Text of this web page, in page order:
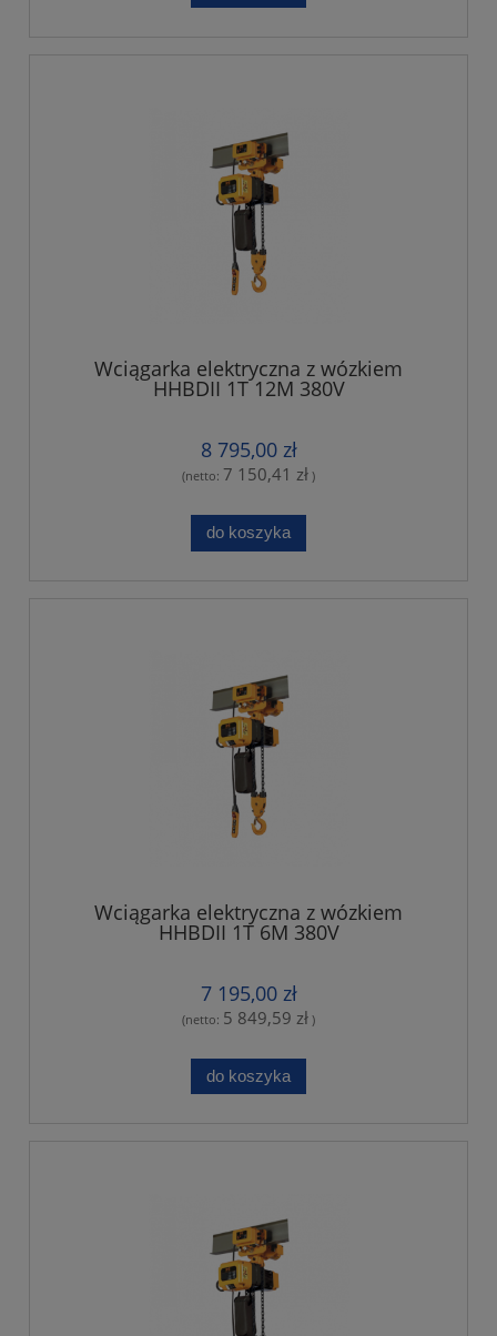
Wciągarka elektryczna z wózkiem
HHBDII 1T 12M 380V
8 795,00 zł
(netto: 7 150,41 zł )
do koszyka
Wciągarka elektryczna z wózkiem
HHBDII 1T 6M 380V
7 195,00 zł
(netto: 5 849,59 zł )
do koszyka